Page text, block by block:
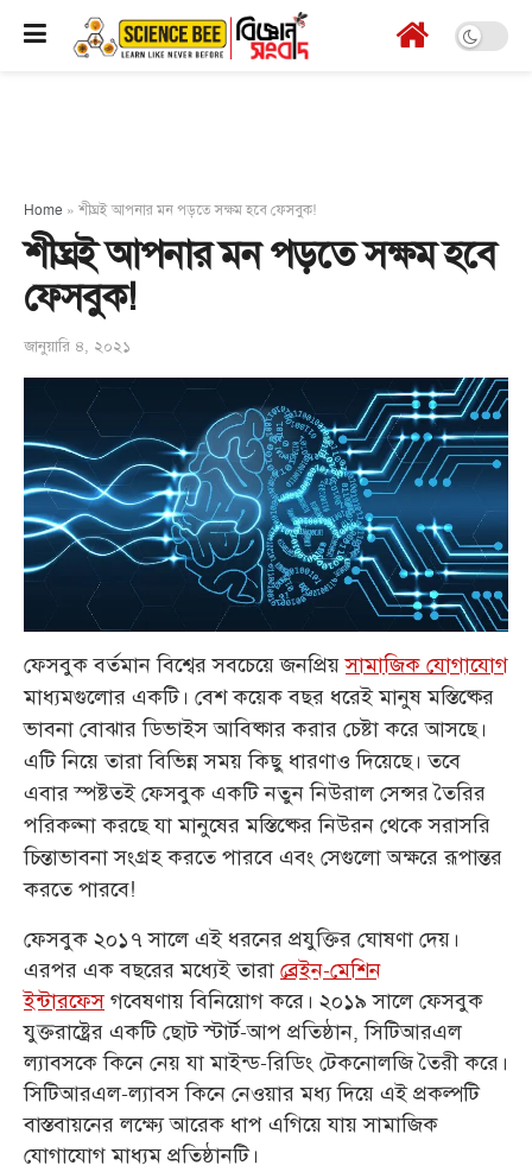
Home » শীঘ্রই আপনার মন পড়তে সক্ষম হবে ফেসবুক!
শীঘ্রই আপনার মন পড়তে সক্ষম হবে
ফেসবুক!
জানুয়ারি ৪, ২০২১
ফেসবুকবর্তমান বিশ্বের সবচেয়ে জনপ্রিয়সামাজিক যোগাযোগ
মাধ্যমগুলোর একটি। বেশ কয়েক বছর ধরেই মানুষ মস্তিষ্কের
ভাবনা বোঝার ডিভাইস আবিষ্কার করার চেষ্টা করে আসছে।
এটি নিয়ে তারা বিভিন্ন সময় কিছু ধারণাও দিয়েছে। তবে
এবার স্পষ্টতই ফেসবুক একটি নতুন নিউরাল সেন্সর তৈরির
পরিকল্না করছে যা মানুষের মস্তিষ্কের নিউরন থেকে সরাসরি
চিন্তাভাবনা সংগ্রহ করতে পারবে এবং সেগুলো অক্ষরে রূপান্তর
করতে পারবে!
ফেসবুক ২০১৭ সালে এই ধরনের প্রযুক্তির ঘোষণা দেয়।
এরপর এক বছরের মধ্যেই তারা ব্রেইন-মেশিন
ইন্টারফেসগবেষণায় বিনিয়োগ করে। ২০১৯ সালে ফেসবুক
যুক্তরাষ্ট্রের একটি ছোট স্টার্ট-আপ প্রতিষ্ঠান, সিটিআরএল
ল্যাবসকে কিনে নেয় যা মাইন্ড-রিডিং টেকনোলজি তৈরী করে।
সিটিআরএল-ল্যাবস কিনে নেওয়ার মধ্য দিয়ে এই প্রকল্পটি
বাস্তবায়নের লক্ষ্যে আরেক ধাপ এগিয়ে যায় সামাজিক
যোগাযোগ মাধ্যম প্রতিষ্ঠানটি।